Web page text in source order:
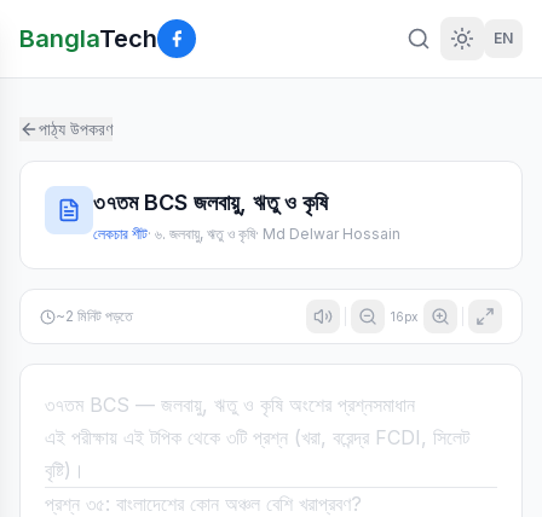
BanglaTech EN
পাঠ্য উপকরণ
৩৭তম BCS জলবায়ু, ঋতু ও কৃষি
লেকচার শীট· ৬. জলবায়ু, ঋতু ও কৃষি· Md Delwar Hossain
~2 মিনিট পড়তে 16px
৩৭তম BCS — জলবায়ু, ঋতু ও কৃষি অংশের প্রশ্নসমাধান
এই পরীক্ষায় এই টপিক থেকে ৩টি প্রশ্ন (খরা, বরেন্দ্র FCDI, সিলেট
বৃষ্টি)।
প্রশ্ন ৩৫: বাংলাদেশের কোন অঞ্চল বেশি খরাপ্রবণ?